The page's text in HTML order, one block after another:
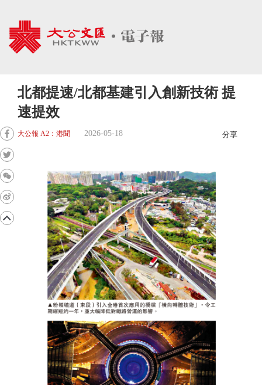
北都提速/北都基建引入創新技術 提
速提效
大公報 A2：港聞 2026-05-18 分享